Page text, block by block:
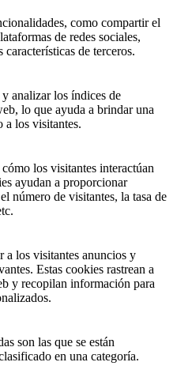
como compartir el
de redes sociales,
de terceros.
analizar los índices de
lo que ayuda a brindar una
a los visitantes.
los visitantes interactúan
ayudan a proporcionar
número de visitantes, la tasa de
a los visitantes anuncios y
Estas cookies rastrean a
y recopilan información para
son las que se están
en una categoría.